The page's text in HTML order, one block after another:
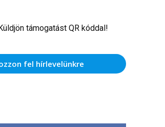
támogatást QR kóddal!
fel hírlevelünkre